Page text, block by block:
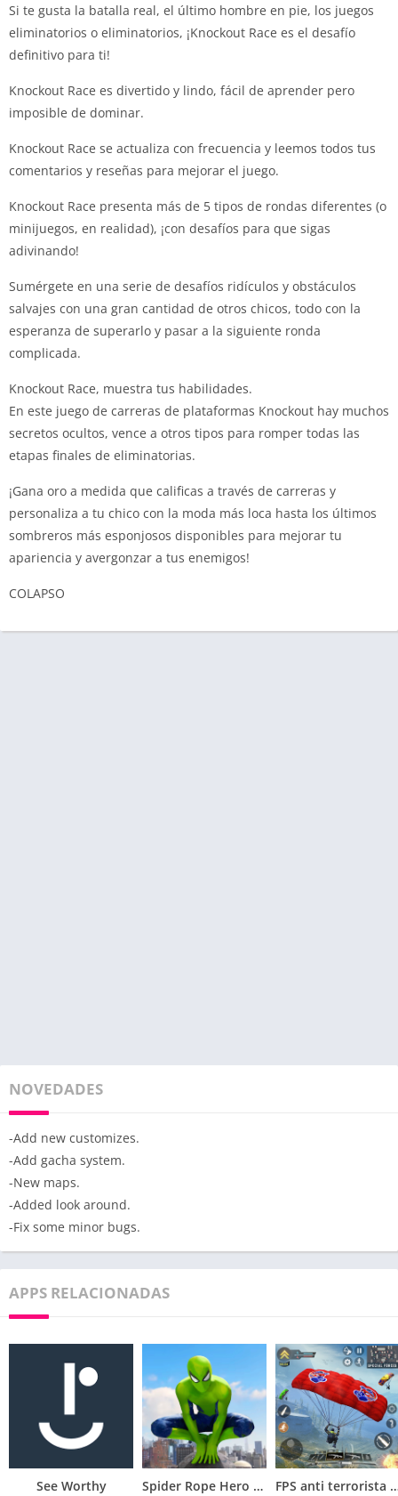
Si te gusta la batalla real, el último hombre en pie, los juegos
eliminatorios o eliminatorios, ¡Knockout Race es el desafío
definitivo para ti!
Knockout Race es divertido y lindo, fácil de aprender pero
imposible de dominar.
Knockout Race se actualiza con frecuencia y leemos todos tus
comentarios y reseñas para mejorar el juego.
Knockout Race presenta más de 5 tipos de rondas diferentes (o
minijuegos, en realidad), ¡con desafíos para que sigas
adivinando!
Sumérgete en una serie de desafíos ridículos y obstáculos
salvajes con una gran cantidad de otros chicos, todo con la
esperanza de superarlo y pasar a la siguiente ronda
complicada.
Knockout Race, muestra tus habilidades.
En este juego de carreras de plataformas Knockout hay muchos
secretos ocultos, vence a otros tipos para romper todas las
etapas finales de eliminatorias.
¡Gana oro a medida que calificas a través de carreras y
personaliza a tu chico con la moda más loca hasta los últimos
sombreros más esponjosos disponibles para mejorar tu
apariencia y avergonzar a tus enemigos!
COLAPSO
NOVEDADES
-Add new customizes.
-Add gacha system.
-New maps.
-Added look around.
-Fix some minor bugs.
APPS RELACIONADAS
See Worthy Spider Rope Hero – Vegas Crime city FPS anti terrorista